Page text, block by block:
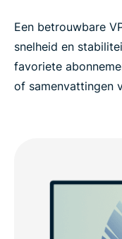
Een betrouwbare
snelheid en
favoriete
of samenvattingen